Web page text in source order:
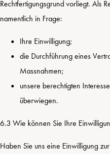
Rechtfertigungsgrund vorliegt. Als
namentlich in Frage:
Ihre Einwilligung;
die Durchführung eines
Massnahmen;
unsere berechtigten
überwiegen.
6.3 Wie können Sie Ihre
Haben Sie uns eine Einwilligung